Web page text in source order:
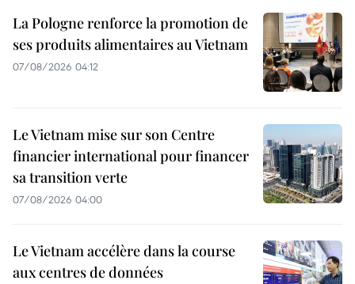
La Pologne renforce la promotion de
ses produits alimentaires au Vietnam
07/08/2026 04:12
Le Vietnam mise sur son Centre
financier international pour financer
sa transition verte
07/08/2026 04:00
Le Vietnam accélère dans la course
aux centres de données